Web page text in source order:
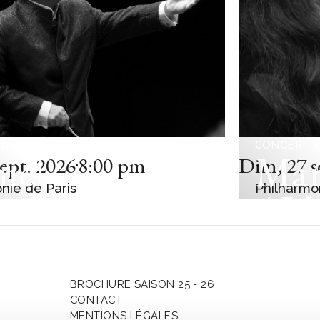
Orchestra
20268:00 pm
de Paris /
Dim, 27
BROCHURE SAISON 25 - 26
CONTACT
MENTIONS LÉGALES